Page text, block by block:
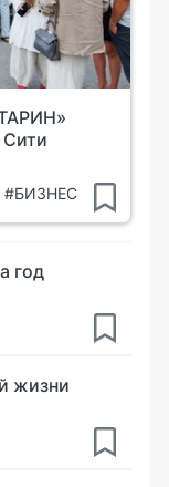
Сити
#БИЗНЕС
год
жизни